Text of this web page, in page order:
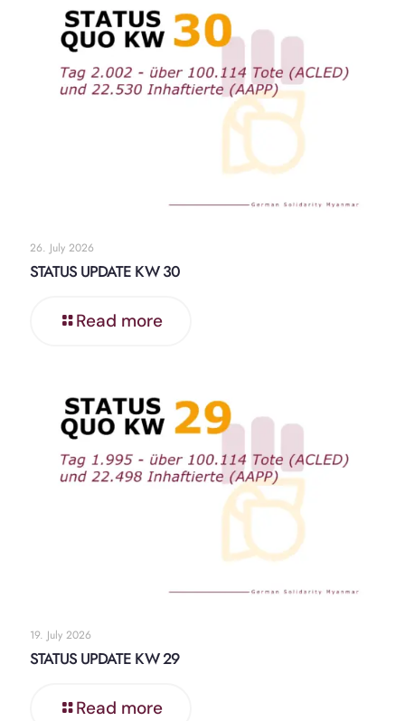
26. July 2026
STATUS UPDATE KW 30
Read more
19. July 2026
STATUS UPDATE KW 29
Read more